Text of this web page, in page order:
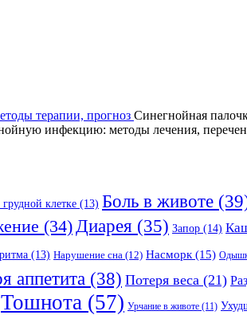
терапии, прогноз Синегнойная
инфекцию: методы лечения,
клетке (13) Боль в животе
(34) Диарея (35) Запор (14)
(13) Нарушение сна (12) Насморк (15)
аппетита (38) Потеря веса (21)
Тошнота (57) Урчание в животе (11)